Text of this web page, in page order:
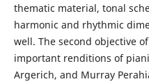
thematic material, tonal
harmonic and rhythmic
well. The second objective
important renditions of
Argerich, and Murray